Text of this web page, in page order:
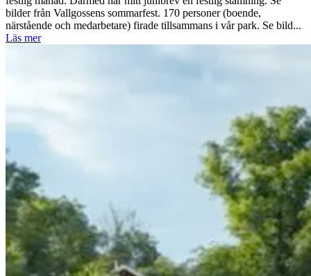
bilder från Vallgossens sommarfest. 170 personer (boende,
närstående och medarbetare) firade tillsammans i vår park. Se bild...
Läs mer